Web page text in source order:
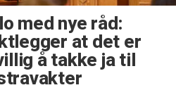
med nye råd:
at det er
å takke ja til